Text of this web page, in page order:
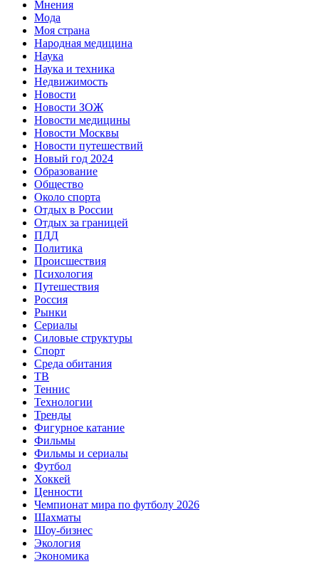
Мнения
Мода
Моя страна
Народная медицина
Наука
Наука и техника
Недвижимость
Новости
Новости ЗОЖ
Новости медицины
Новости Москвы
Новости путешествий
Новый год 2024
Образование
Общество
Около спорта
Отдых в России
Отдых за границей
ПДД
Политика
Происшествия
Психология
Путешествия
Россия
Рынки
Сериалы
Силовые структуры
Спорт
Среда обитания
ТВ
Теннис
Технологии
Тренды
Фигурное катание
Фильмы
Фильмы и сериалы
Футбол
Хоккей
Ценности
Чемпионат мира по футболу 2026
Шахматы
Шоу-бизнес
Экология
Экономика